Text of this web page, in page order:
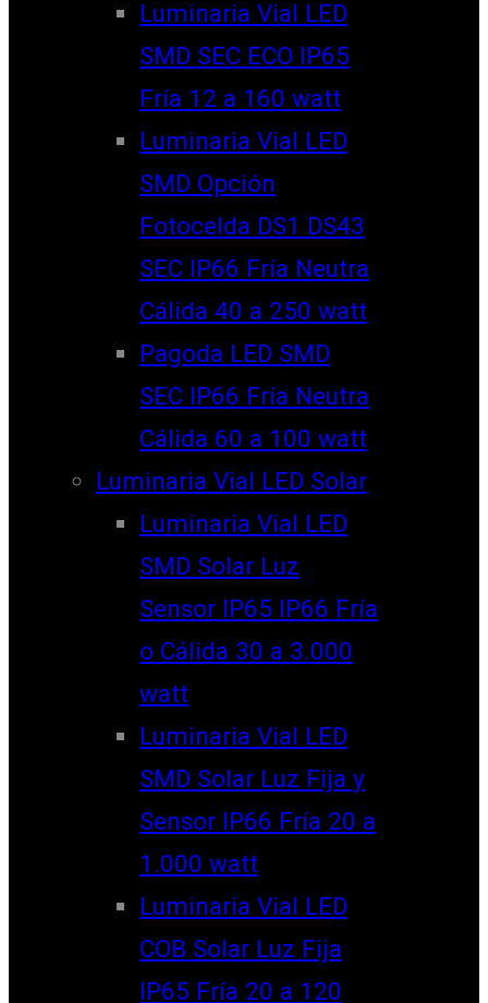
Luminaria Vial LED
SMD SEC ECO IP65
Fría 12 a 160 watt
Luminaria Vial LED
SMD Opción
Fotocelda DS1 DS43
SEC IP66 Fría Neutra
Cálida 40 a 250 watt
Pagoda LED SMD
SEC IP66 Fría Neutra
Cálida 60 a 100 watt
Luminaria Vial LED Solar
Luminaria Vial LED
SMD Solar Luz
Sensor IP65 IP66 Fría
o Cálida 30 a 3.000
watt
Luminaria Vial LED
SMD Solar Luz Fija y
Sensor IP66 Fría 20 a
1.000 watt
Luminaria Vial LED
COB Solar Luz Fija
IP65 Fría 20 a 120